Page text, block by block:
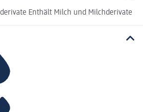
Enthält Milch und Milchderivate